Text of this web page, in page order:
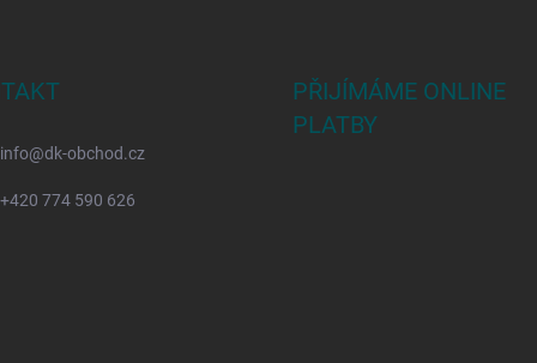
info@dk-obchod.cz
+420 774 590 626
PŘIJÍMÁME ONLINE
PLATBY